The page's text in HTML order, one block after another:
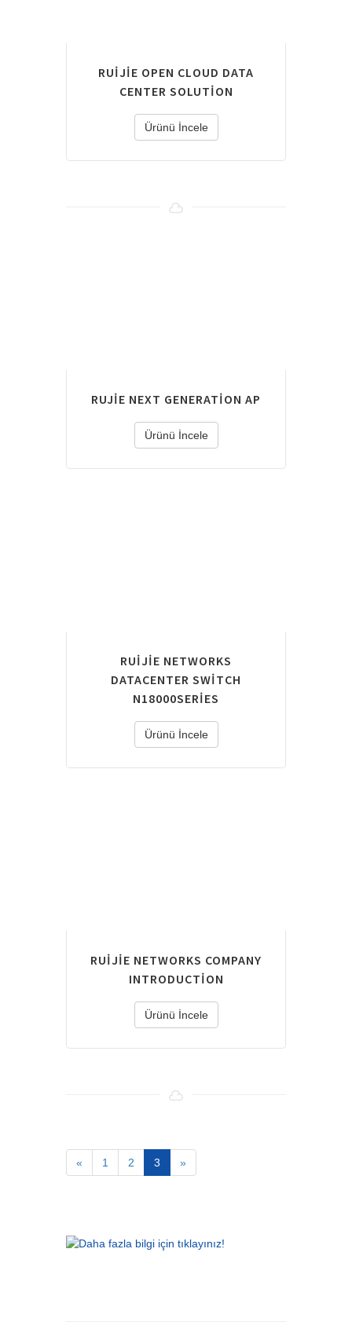
RUIJIE OPEN CLOUD DATA
CENTER SOLUTION
Ürünü İncele
RUJIE NEXT GENERATION AP
Ürünü İncele
RUIJIE NETWORKS
DATACENTER SWITCH
N18000SERIES
Ürünü İncele
RUIJIE NETWORKS COMPANY
INTRODUCTION
Ürünü İncele
« 1 2 3 »